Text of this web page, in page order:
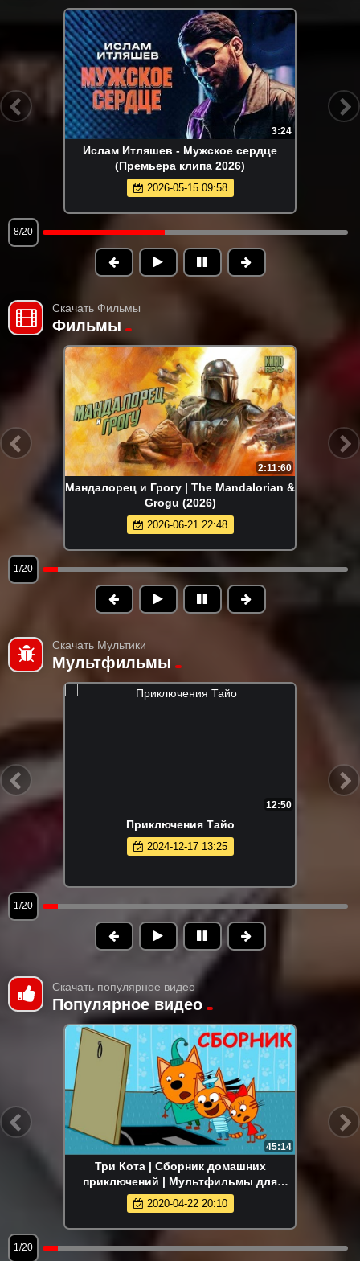
3:24
Ислам Итляшев - Мужское сердце
(Премьера клипа 2026)
2026-05-15 09:58
8/20
Скачать Фильмы
Фильмы
2:11:60
Мандалорец и Грогу | The Mandalorian &
Grogu (2026)
2026-06-21 22:48
1/20
Скачать Мультики
Мультфильмы
12:50
Приключения Тайо
2024-12-17 13:25
1/20
Скачать популярное видео
Популярное видео
45:14
Три Кота | Сборник домашних
приключений | Мультфильмы для
детей
2020-04-22 20:10
1/20